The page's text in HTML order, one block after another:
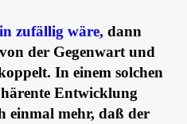
zufällig wäre, dann
der Gegenwart und
In einem solchen
Entwicklung
einmal mehr, daß der